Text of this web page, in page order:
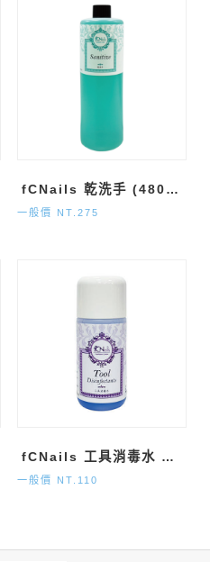
fCNails 乾洗手 (480ml)
一般價 NT.275
fCNails 工具消毒水 (120ml)
一般價 NT.110